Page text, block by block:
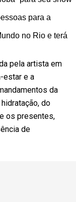
para a
no Rio e terá
pela artista em
estar e a
da
do
os presentes,
de